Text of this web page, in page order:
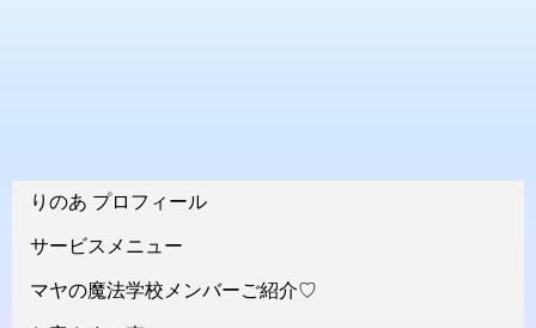
りのあ プロフィール
サービスメニュー
マヤの魔法学校メンバーご紹介♡